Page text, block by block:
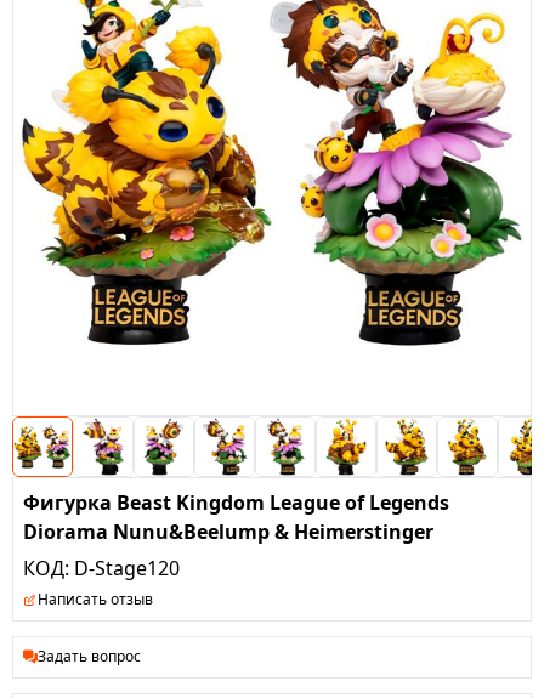
Фигурка Beast Kingdom League of Legends
Diorama Nunu&Beelump & Heimerstinger
КОД: D-Stage120
Написать отзыв
Задать вопрос